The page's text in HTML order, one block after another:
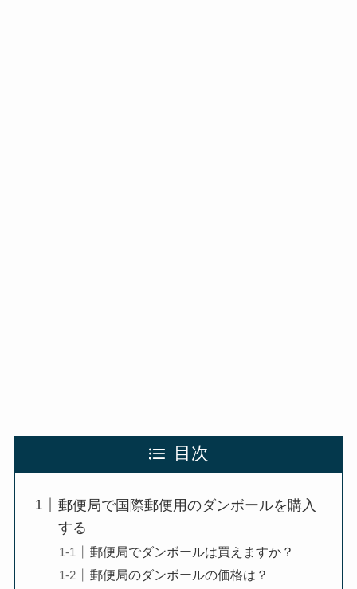
目次
郵便局で国際郵便用のダンボールを購入
する
郵便局でダンボールは買えますか？
郵便局のダンボールの価格は？